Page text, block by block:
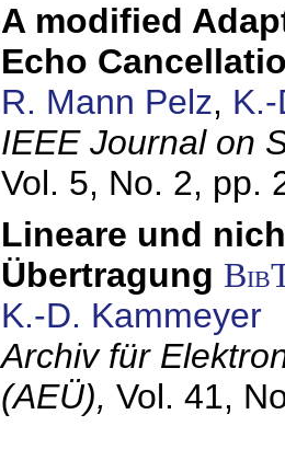
A modified
Echo
R. Mann Pelz,
IEEE Journal on
Vol. 5, No. 2, pp.
Lineare und
Übertragung
K.-D. Kammeyer
Archiv für
(AEÜ), Vol. 41,